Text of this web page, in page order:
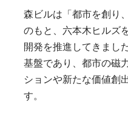
森ビルは「都市を創り
のもと、六本木ヒルズ
開発を推進してきまし
基盤であり、都市の磁
ションや新たな価値創
す。